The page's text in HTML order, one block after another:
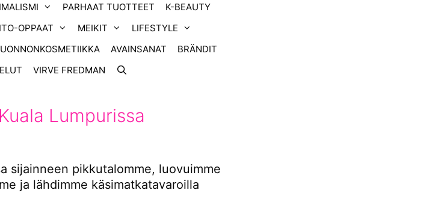
PARHAAT TUOTTEET
K-BEAUTY
OPPAAT MEIKIT
LIFESTYLE
AVAINSANAT
BRÄNDIT
VIRVE FREDMAN
Lumpurissa
sijainneen pikkutalomme, luovuimme
ja lähdimme käsimatkatavaroilla